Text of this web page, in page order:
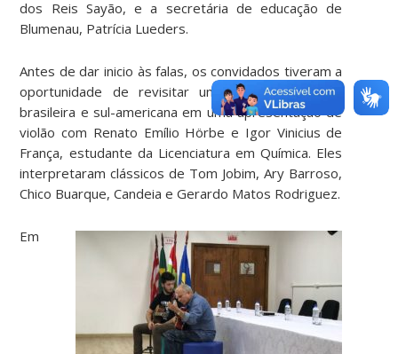
dos Reis Sayão, e a secretária de educação de
Blumenau, Patrícia Lueders.
Antes de dar inicio às falas, os convidados tiveram a
oportunidade de revisitar um pouco da música
brasileira e sul-americana em uma apresentação de
violão com Renato Emílio Hörbe e Igor Vinicius de
França, estudante da Licenciatura em Química. Eles
interpretaram clássicos de Tom Jobim, Ary Barroso,
Chico Buarque, Candeia e Gerardo Matos Rodriguez.
Em